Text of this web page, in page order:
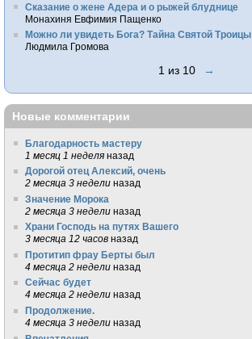
Сказание о жене Адера и о рыжей блуднице
Монахиня Евфимия Пащенко
Можно ли увидеть Бога? Тайна Святой Троицы
Людмила Громова
1 из 10 →
Новые комментарии
Благодарность мастеру
1 месяц 1 неделя назад
Дорогой отец Алексий, очень
2 месяца 3 недели назад
Значение Морока
2 месяца 3 недели назад
Храни Господь на путях Вашего
3 месяца 12 часов назад
Протитип фрау Берты был
4 месяца 2 недели назад
Сейчас будет
4 месяца 2 недели назад
Продолжение.
4 месяца 3 недели назад